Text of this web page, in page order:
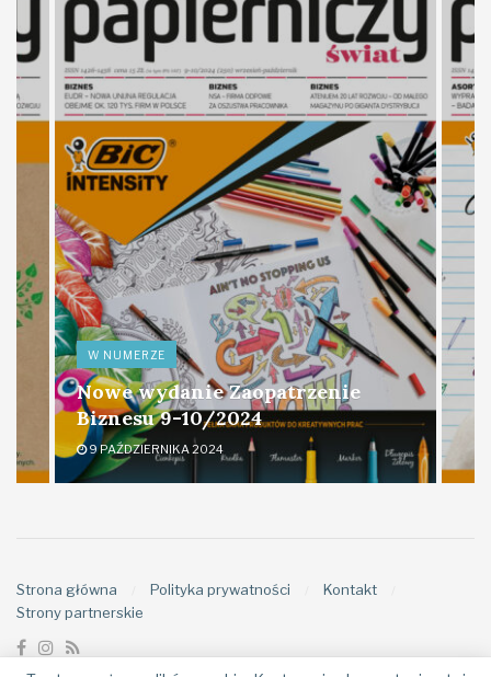
W NUMERZE
Nowe wydanie Zaopatrzenie
Biznesu 9-10/2024
9 PAŹDZIERNIKA 2024
Strona główna Polityka prywatności
Kontakt
Strony partnerskie